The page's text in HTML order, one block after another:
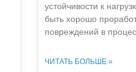
устойчивости к
быть хорошо
повреждений в
ЧИТАТЬ БОЛЬШЕ »